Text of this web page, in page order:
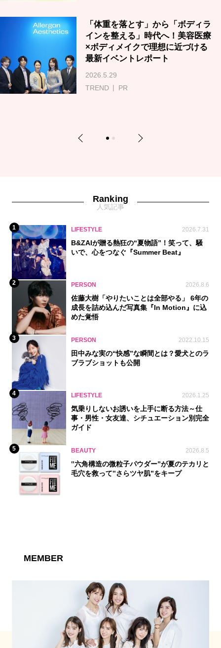
「体重を落とす」から「ボディラ
インを整える」時代へ！美容医療
×ボディメイクで理想に近づける
最新イベントレポート
2026.5.29
TREND
PR
Previous 1 2 Next
Ranking
人気記事
1 LIFESTYLE 2026.7.31
B&ZAIが贈る熱狂の“夏物語”！笑って、騒
いで、心をつなぐ『Summer Beat』
2 PERSON 2026.8.6
佐藤大樹「やりたいことは全部やる」 6年の
成長を詰め込んだ写真集『In Motion』に込
めた覚悟
3 PERSON 2022.10.15
田中みな実の“快感”な瞬間とは？愛犬とのラ
ブラブショットも公開
4 LIFESTYLE 2026.1.25
気乗りしないお誘いを上手に断る方法～仕
事・男性・女友達、シチュエーション別完全
ガイド
5 BEAUTY 2026.8.5
‟六角構造の微粒子パウダー”が夏のテカリと
毛穴を救って‟さらツヤ肌”をキープ
MEMBER